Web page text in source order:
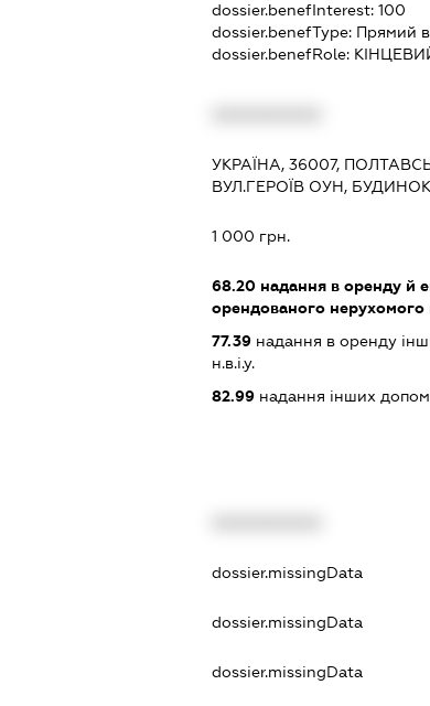
dossier.benefInterest: 100
dossier.benefType: Прямий
dossier.benefRole:
УКРАЇНА, 36007,
ВУЛ.ГЕРОЇВ ОУН,
1 000 грн.
68.20надання в оренду й
орендованого нерухомого
77.39надання в оренду
н.в.і.у.
82.99надання інших
dossier.missingData
dossier.missingData
dossier.missingData